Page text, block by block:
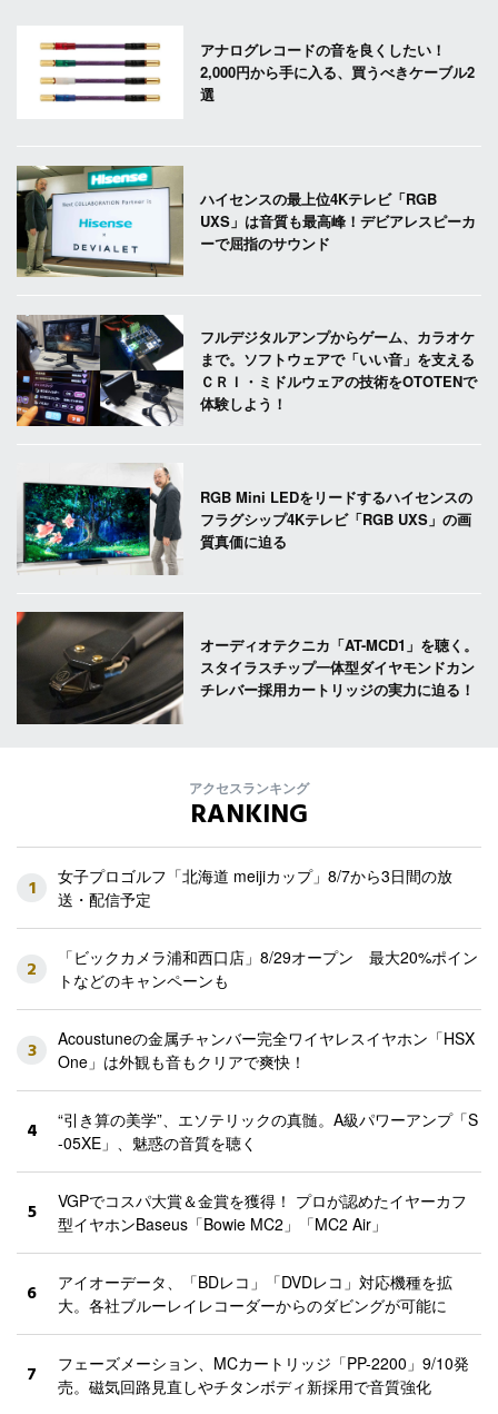
アナログレコードの音を良くしたい！
2,000円から手に入る、買うべきケーブル2
選
ハイセンスの最上位4Kテレビ「RGB
UXS」は音質も最高峰！デビアレスピーカ
ーで屈指のサウンド
フルデジタルアンプからゲーム、カラオケ
まで。ソフトウェアで「いい音」を支える
ＣＲＩ・ミドルウェアの技術をOTOTENで
体験しよう！
RGB Mini LEDをリードするハイセンスの
フラグシップ4Kテレビ「RGB UXS」の画
質真価に迫る
オーディオテクニカ「AT-MCD1」を聴く。
スタイラスチップ一体型ダイヤモンドカン
チレバー採用カートリッジの実力に迫る！
アクセスランキング
RANKING
1
女子プロゴルフ「北海道 meijiカップ」8/7から3日間の放
送・配信予定
2
「ビックカメラ浦和西口店」8/29オープン 最大20%ポイン
トなどのキャンペーンも
3
Acoustuneの金属チャンバー完全ワイヤレスイヤホン「HSX
One」は外観も音もクリアで爽快！
4
“引き算の美学”、エソテリックの真髄。A級パワーアンプ「S
-05XE」、魅惑の音質を聴く
5
VGPでコスパ大賞＆金賞を獲得！ プロが認めたイヤーカフ
型イヤホンBaseus「Bowie MC2」「MC2 Air」
6
アイオーデータ、「BDレコ」「DVDレコ」対応機種を拡
大。各社ブルーレイレコーダーからのダビングが可能に
7
フェーズメーション、MCカートリッジ「PP-2200」9/10発
売。磁気回路見直しやチタンボディ新採用で音質強化